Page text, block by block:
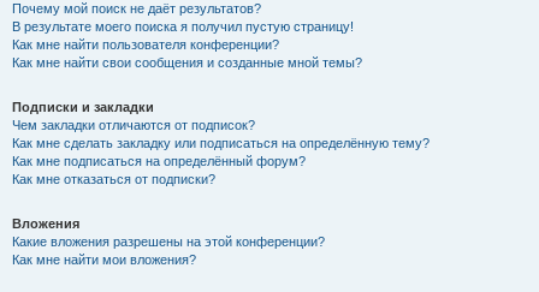
Почему мой поиск не даёт результатов?
В результате моего поиска я получил пустую страницу!
Как мне найти пользователя конференции?
Как мне найти свои сообщения и созданные мной темы?
Подписки и закладки
Чем закладки отличаются от подписок?
Как мне сделать закладку или подписаться на определённую тему?
Как мне подписаться на определённый форум?
Как мне отказаться от подписки?
Вложения
Какие вложения разрешены на этой конференции?
Как мне найти мои вложения?